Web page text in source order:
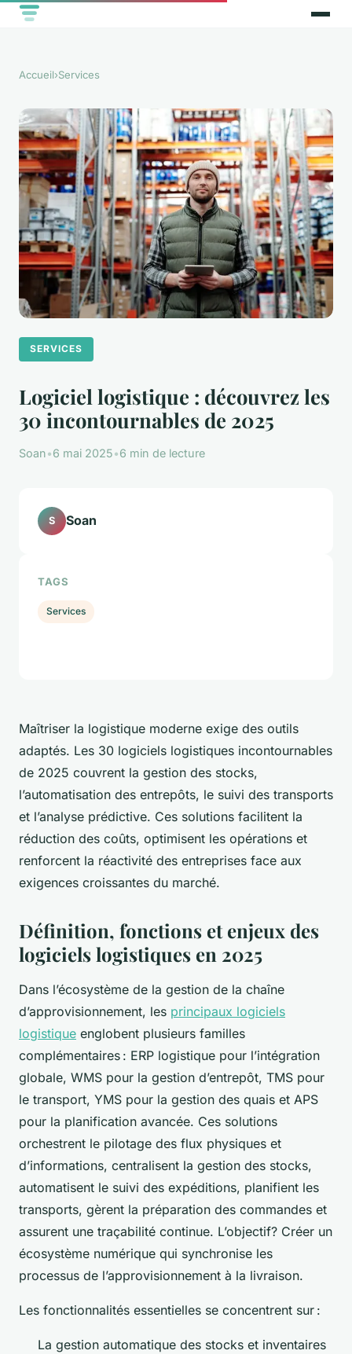
Accueil›Services
SERVICES
Logiciel logistique : découvrez les
30 incontournables de 2025
Soan•6 mai 2025•6 min de lecture
Maîtriser la logistique moderne exige des outils
adaptés. Les 30 logiciels logistiques incontournables
de 2025 couvrent la gestion des stocks,
l’automatisation des entrepôts, le suivi des transports
et l’analyse prédictive. Ces solutions facilitent la
réduction des coûts, optimisent les opérations et
renforcent la réactivité des entreprises face aux
exigences croissantes du marché.
Définition, fonctions et enjeux des
logiciels logistiques en 2025
Dans l’écosystème de la gestion de la chaîne
d’approvisionnement, les principaux logiciels
logistique englobent plusieurs familles
complémentaires : ERP logistique pour l’intégration
globale, WMS pour la gestion d’entrepôt, TMS pour
le transport, YMS pour la gestion des quais et APS
pour la planification avancée. Ces solutions
orchestrent le pilotage des flux physiques et
d’informations, centralisent la gestion des stocks,
automatisent le suivi des expéditions, planifient les
transports, gèrent la préparation des commandes et
assurent une traçabilité continue. L’objectif? Créer un
écosystème numérique qui synchronise les
processus de l’approvisionnement à la livraison.
Les fonctionnalités essentielles se concentrent sur :
La gestion automatique des stocks et inventaires
S Soan
TAGS
Services